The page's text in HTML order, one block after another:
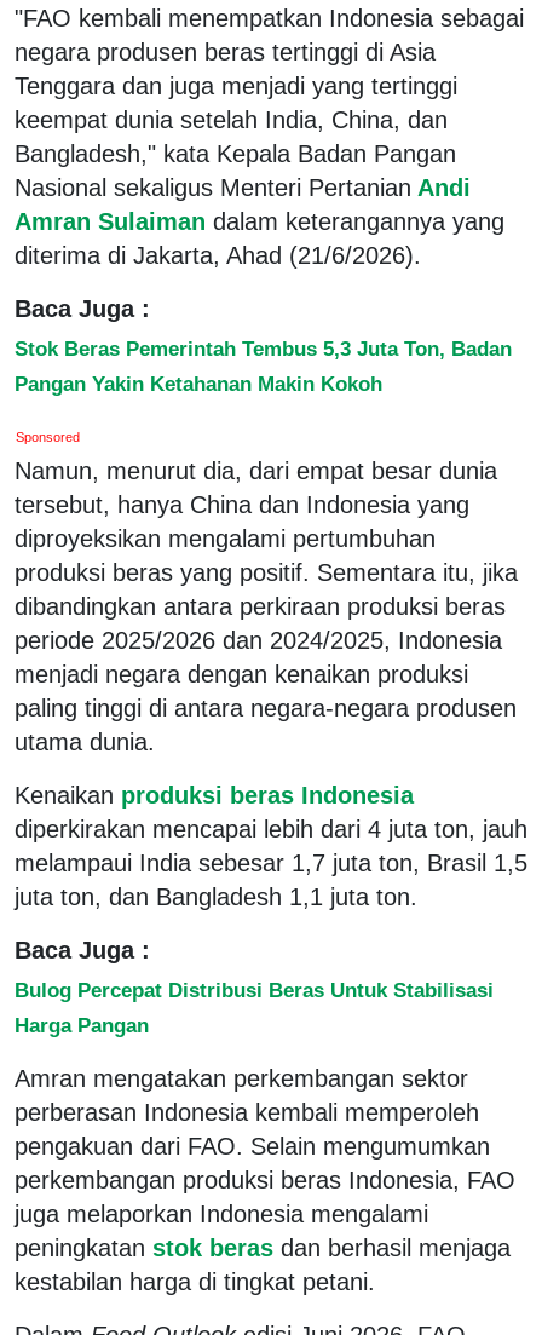
"FAO kembali menempatkan Indonesia sebagai
negara produsen beras tertinggi di Asia
Tenggara dan juga menjadi yang tertinggi
keempat dunia setelah India, China, dan
Bangladesh," kata Kepala Badan Pangan
Nasional sekaligus Menteri Pertanian Andi
Amran Sulaiman dalam keterangannya yang
diterima di Jakarta, Ahad (21/6/2026).
Baca Juga :
Stok Beras Pemerintah Tembus 5,3 Juta Ton, Badan
Pangan Yakin Ketahanan Makin Kokoh
Sponsored
Namun, menurut dia, dari empat besar dunia
tersebut, hanya China dan Indonesia yang
diproyeksikan mengalami pertumbuhan
produksi beras yang positif. Sementara itu, jika
dibandingkan antara perkiraan produksi beras
periode 2025/2026 dan 2024/2025, Indonesia
menjadi negara dengan kenaikan produksi
paling tinggi di antara negara-negara produsen
utama dunia.
Kenaikan produksi beras Indonesia
diperkirakan mencapai lebih dari 4 juta ton, jauh
melampaui India sebesar 1,7 juta ton, Brasil 1,5
juta ton, dan Bangladesh 1,1 juta ton.
Baca Juga :
Bulog Percepat Distribusi Beras Untuk Stabilisasi
Harga Pangan
Amran mengatakan perkembangan sektor
perberasan Indonesia kembali memperoleh
pengakuan dari FAO. Selain mengumumkan
perkembangan produksi beras Indonesia, FAO
juga melaporkan Indonesia mengalami
peningkatan stok beras dan berhasil menjaga
kestabilan harga di tingkat petani.